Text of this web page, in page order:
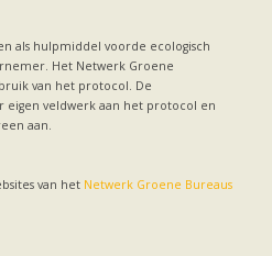
als hulpmiddel voorde ecologisch
Het Netwerk Groene
van het protocol. De
eigen veldwerk aan het protocol en
aan.
van het Netwerk Groene Bureaus